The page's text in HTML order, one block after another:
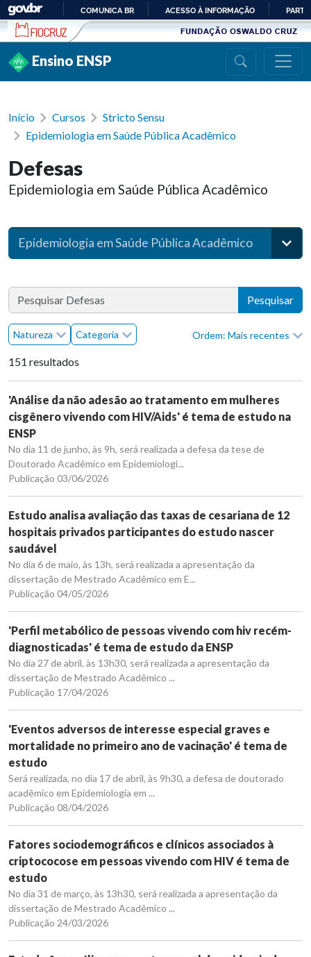
Ir para conteúdo
PARA
COMUNICA BR ACESSO À INFORMAÇÃO
Ensino ENSP
Início Cursos
Stricto Sensu
Epidemiologia em Saúde Pública Acadêmico
Defesas
Epidemiologia em Saúde Pública Acadêmico
Epidemiologia em Saúde Pública Acadêmico
Pesquisar
Natureza Categoria Ordem: Mais recentes
151 resultados
'Análise da não adesão ao tratamento em mulheres
cisgênero vivendo com HIV/Aids' é tema de estudo na
ENSP
No dia 11 de junho, às 9h, será realizada a defesa da tese de
Doutorado Acadêmico em Epidemiologi...
Publicação 03/06/2026
Estudo analisa avaliação das taxas de cesariana de 12
hospitais privados participantes do estudo nascer
saudável
No dia 6 de maio, às 13h, será realizada a apresentação da
dissertação de Mestrado Acadêmico em E...
Publicação 04/05/2026
'Perfil metabólico de pessoas vivendo com hiv recém-
diagnosticadas' é tema de estudo da ENSP
No dia 27 de abril, às 13h30, será realizada a apresentação da
dissertação de Mestrado Acadêmico ...
Publicação 17/04/2026
'Eventos adversos de interesse especial graves e
mortalidade no primeiro ano de vacinação' é tema de
estudo
Será realizada, no dia 17 de abril, às 9h30, a defesa de doutorado
acadêmico em Epidemiologia em ...
Publicação 08/04/2026
Fatores sociodemográficos e clínicos associados à
criptococose em pessoas vivendo com HIV é tema de
estudo
No dia 31 de março, às 13h30, será realizada a apresentação da
dissertação de Mestrado Acadêmico ...
Publicação 24/03/2026